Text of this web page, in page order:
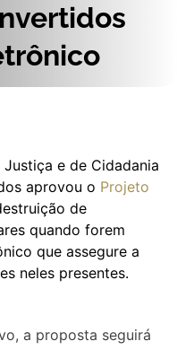
e de Cidadania
aprovou o Projeto
de
quando forem
que assegure a
neles presentes.
, a proposta seguirá